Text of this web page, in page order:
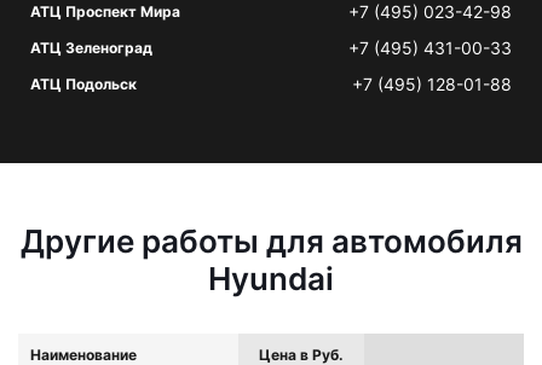
АТЦ Проспект Мира +7 (495) 023-42-98
АТЦ Зеленоград +7 (495) 431-00-33
АТЦ Подольск +7 (495) 128-01-88
Другие работы для автомобиля
Hyundai
Наименование Цена в Руб.